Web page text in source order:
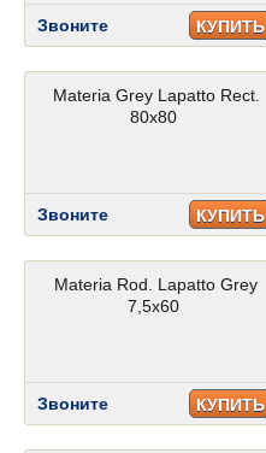
Звоните КУПИТЬ
Materia Grey Lapatto Rect.
80x80
Звоните КУПИТЬ
Materia Rod. Lapatto Grey
7,5x60
Звоните КУПИТЬ